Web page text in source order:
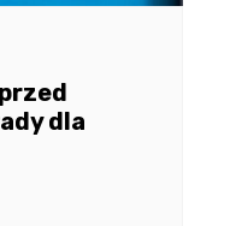
dla